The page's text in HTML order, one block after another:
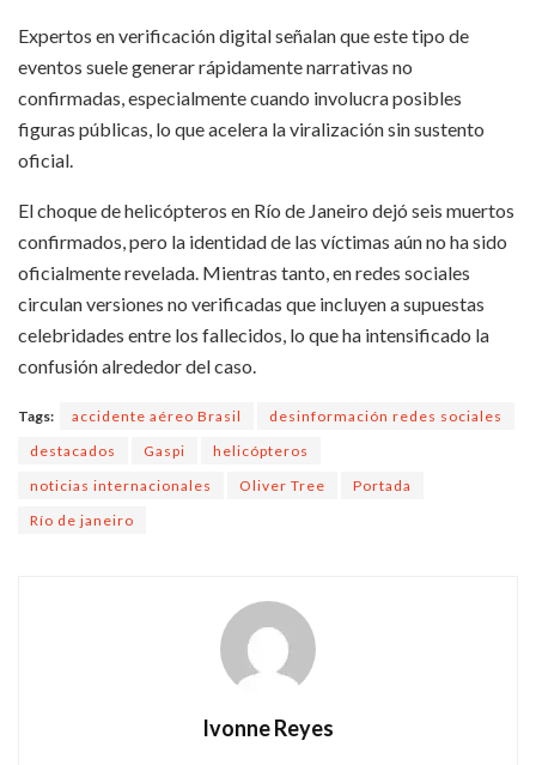
Expertos en verificación digital señalan que este tipo de
eventos suele generar rápidamente narrativas no
confirmadas, especialmente cuando involucra posibles
figuras públicas, lo que acelera la viralización sin sustento
oficial.
El choque de helicópteros en Río de Janeiro dejó seis muertos
confirmados, pero la identidad de las víctimas aún no ha sido
oficialmente revelada. Mientras tanto, en redes sociales
circulan versiones no verificadas que incluyen a supuestas
celebridades entre los fallecidos, lo que ha intensificado la
confusión alrededor del caso.
Tags: accidente aéreo Brasil
desinformación redes sociales
destacados
Gaspi
helicópteros
noticias internacionales
Oliver Tree
Portada
Río de janeiro
Ivonne Reyes